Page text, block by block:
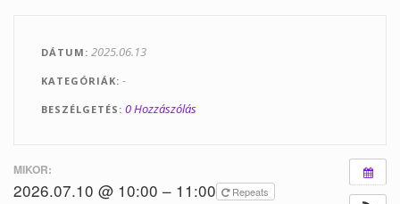
Kapcsolat
DÁTUM 2025.06.13
KATEGÓRIÁK -
BESZÉLGETÉS 0 Hozzászólás
MIKOR:
2026.07.10 @ 10:00 – 11:00 Repeats